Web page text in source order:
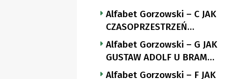
Alfabet Gorzowski – C JAK
CZASOPRZESTRZEŃ
NUTTGENSA
Alfabet Gorzowski – G JAK
GUSTAW ADOLF U BRAM
LANDSBERGA
Alfabet Gorzowski – F JAK